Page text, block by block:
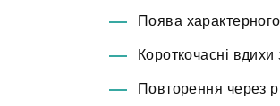
Поява характерного
Короткочасні
Повторення через